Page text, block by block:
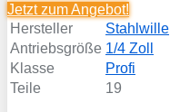
Jetzt zumAngebot!
Hersteller
Stahlwille
Antriebsgröße 1/4 Zoll
Klasse
Profi
Teile
19